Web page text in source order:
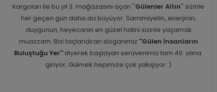
kargoları ile bu yıl 3. mağazasını açan ''Gülenler Altın'' sizinle
her geçen gün daha da büyüyor. Samimiyetin, enerjinin,
duygunun, heyecanın en güzel halini sizinle yaşamak
muazzam. Bizi taçlandıran sloganımız ''Gülen İnsanların
Buluştuğu Yer'' diyerek başlayan serüvenimiz tam 40. yılına
giriyor, Gülmek hepimize çok yakışıyor :)